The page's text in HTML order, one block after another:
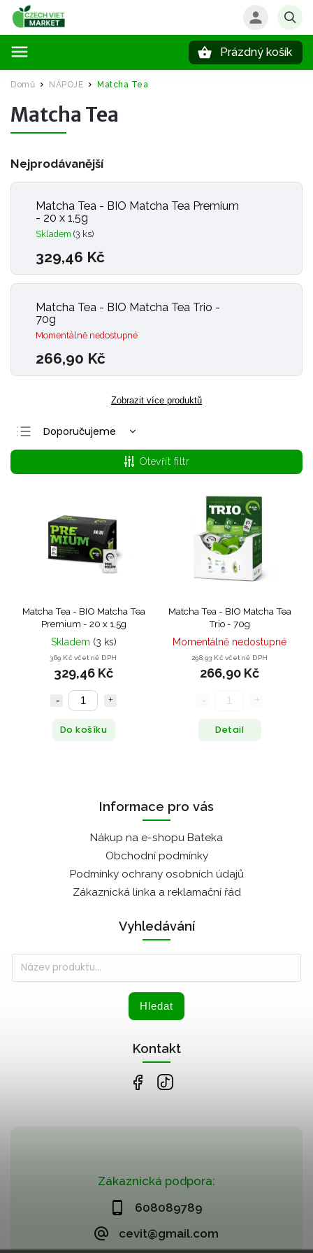
Prázdný košík
Domů / NÁPOJE / Matcha Tea
Matcha Tea
Nejprodávanější
Matcha Tea - BIO Matcha Tea Premium
- 20 x 1,5g
Skladem (3 ks)
329,46 Kč
Matcha Tea - BIO Matcha Tea Trio -
70g
Momentálně nedostupné
266,90 Kč
Zobrazit více produktů
Doporučujeme
Nejlevnější
Nejdražší
Abecedně
Otevřít filtr
Matcha Tea - BIO Matcha Tea
Premium - 20 x 1,5g
Skladem (3 ks)
369 Kč včetně DPH
329,46 Kč
Do košíku
Matcha Tea - BIO Matcha Tea
Trio - 70g
Momentálně nedostupné
298,93 Kč včetně DPH
266,90 Kč
Detail
Zákaznická podpora:
608089789
cevit@gmail.com
Informace pro vás
Nákup na e-shopu Bateka
Obchodní podmínky
Podmínky ochrany osobních údajů
Zákaznická linka a reklamační řád
Vyhledávání
Hledat
Kontakt